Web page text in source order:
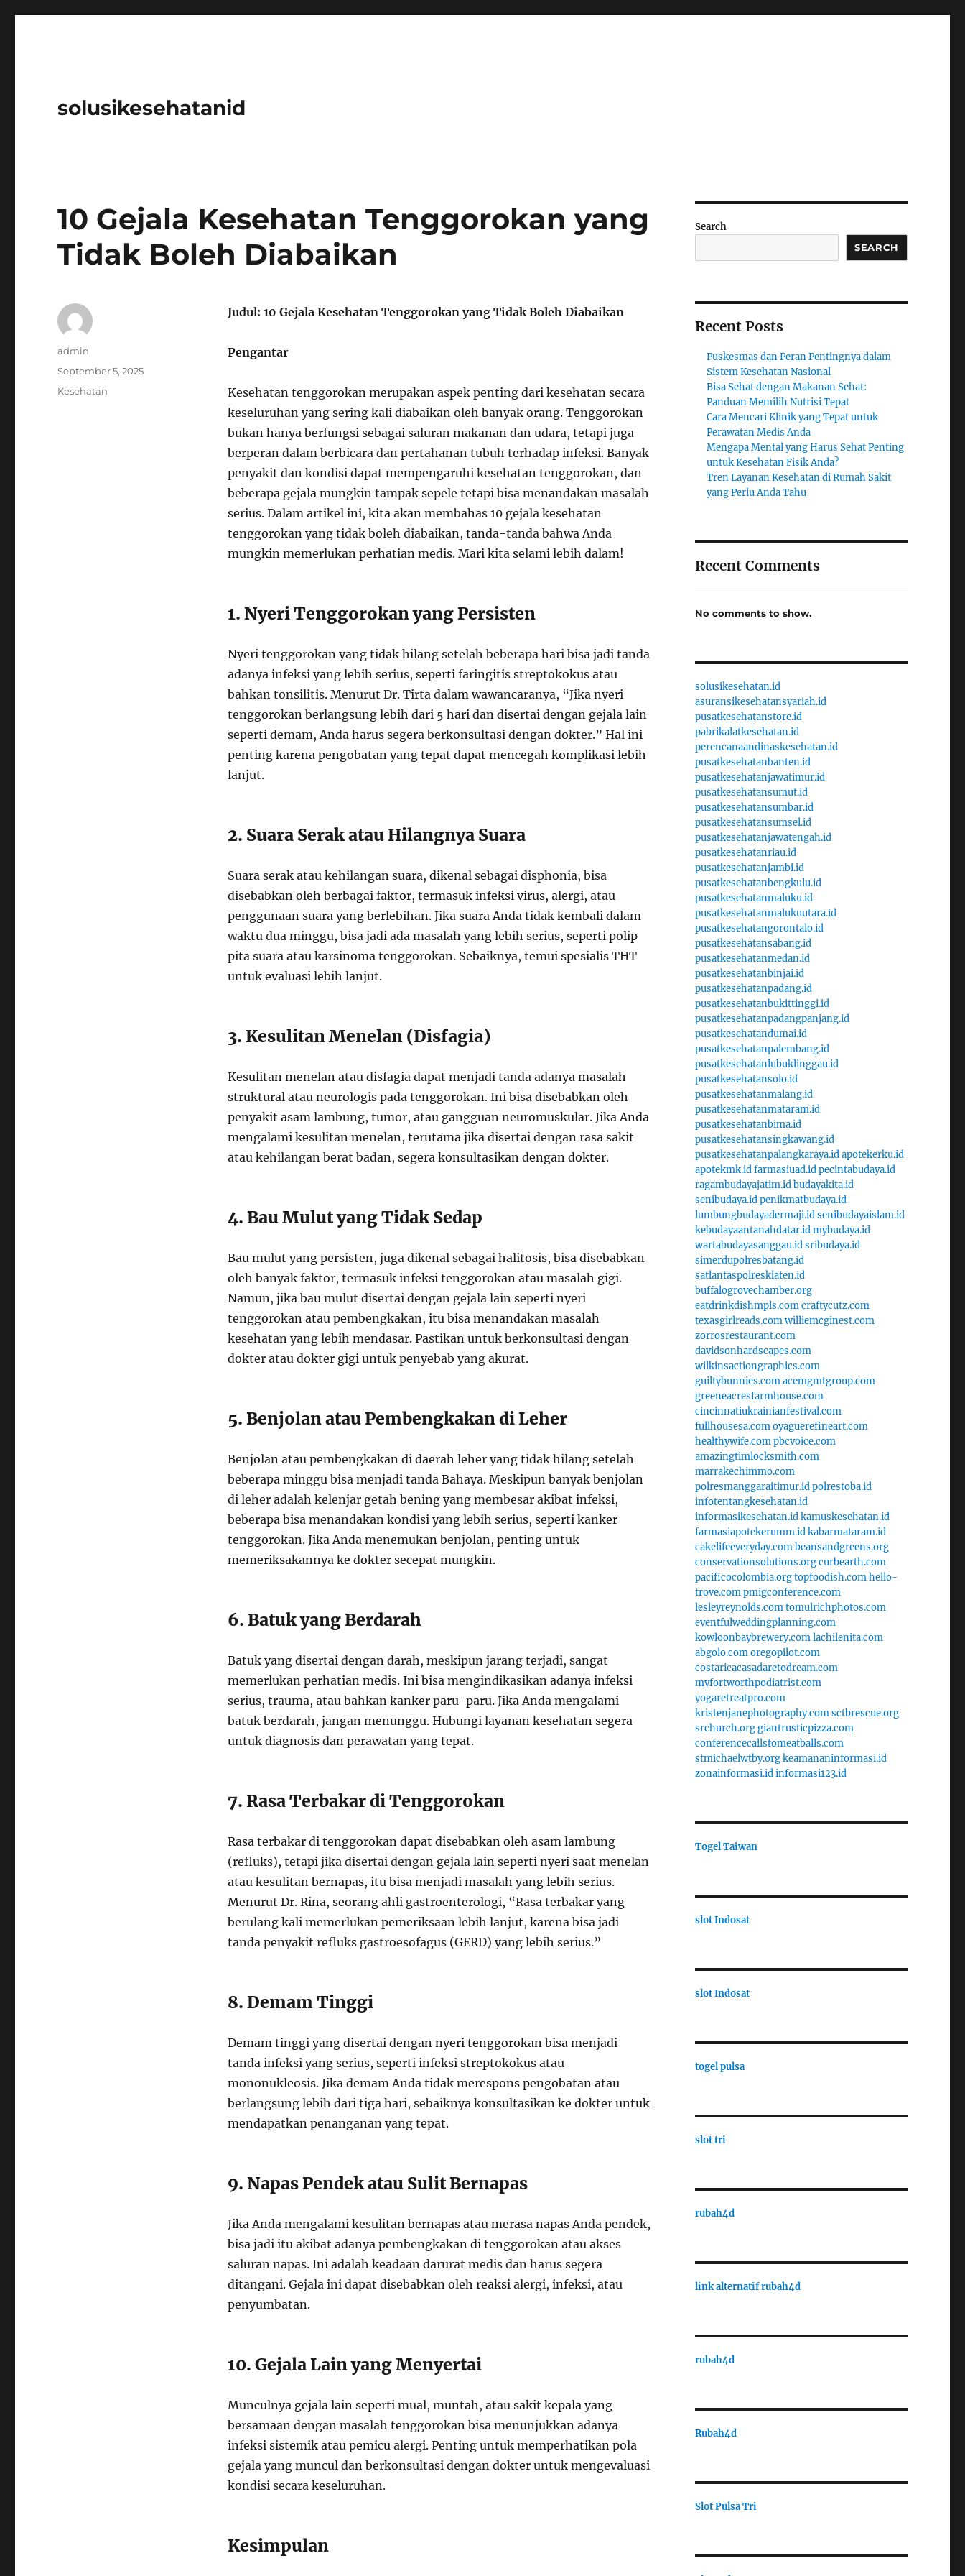
solusikesehatanid
10 Gejala Kesehatan Tenggorokan yang
Tidak Boleh Diabaikan
Judul: 10 Gejala Kesehatan Tenggorokan yang Tidak Boleh Diabaikan
Pengantar
Kesehatan tenggorokan merupakan aspek penting dari kesehatan secara
keseluruhan yang sering kali diabaikan oleh banyak orang. Tenggorokan
bukan hanya berfungsi sebagai saluran makanan dan udara, tetapi juga
berperan dalam berbicara dan pertahanan tubuh terhadap infeksi. Banyak
penyakit dan kondisi dapat mempengaruhi kesehatan tenggorokan, dan
beberapa gejala mungkin tampak sepele tetapi bisa menandakan masalah
serius. Dalam artikel ini, kita akan membahas 10 gejala kesehatan
tenggorokan yang tidak boleh diabaikan, tanda-tanda bahwa Anda
mungkin memerlukan perhatian medis. Mari kita selami lebih dalam!
1. Nyeri Tenggorokan yang Persisten
Nyeri tenggorokan yang tidak hilang setelah beberapa hari bisa jadi tanda
adanya infeksi yang lebih serius, seperti faringitis streptokokus atau
bahkan tonsilitis. Menurut Dr. Tirta dalam wawancaranya, “Jika nyeri
tenggorokan berlangsung lebih dari 5 hari dan disertai dengan gejala lain
seperti demam, Anda harus segera berkonsultasi dengan dokter.” Hal ini
penting karena pengobatan yang tepat dapat mencegah komplikasi lebih
lanjut.
2. Suara Serak atau Hilangnya Suara
Suara serak atau kehilangan suara, dikenal sebagai disphonia, bisa
disebabkan oleh berbagai faktor, termasuk infeksi virus, alergi, atau
penggunaan suara yang berlebihan. Jika suara Anda tidak kembali dalam
waktu dua minggu, bisa jadi ada masalah yang lebih serius, seperti polip
pita suara atau karsinoma tenggorokan. Sebaiknya, temui spesialis THT
untuk evaluasi lebih lanjut.
3. Kesulitan Menelan (Disfagia)
Kesulitan menelan atau disfagia dapat menjadi tanda adanya masalah
struktural atau neurologis pada tenggorokan. Ini bisa disebabkan oleh
penyakit asam lambung, tumor, atau gangguan neuromuskular. Jika Anda
mengalami kesulitan menelan, terutama jika disertai dengan rasa sakit
atau kehilangan berat badan, segera konsultasikan dengan dokter.
4. Bau Mulut yang Tidak Sedap
Bau mulut yang persisten, juga dikenal sebagai halitosis, bisa disebabkan
oleh banyak faktor, termasuk infeksi tenggorokan atau masalah gigi.
Namun, jika bau mulut disertai dengan gejala lain seperti nyeri
tenggorokan atau pembengkakan, itu bisa menandakan masalah
kesehatan yang lebih mendasar. Pastikan untuk berkonsultasi dengan
dokter atau dokter gigi untuk penyebab yang akurat.
5. Benjolan atau Pembengkakan di Leher
Benjolan atau pembengkakan di daerah leher yang tidak hilang setelah
beberapa minggu bisa menjadi tanda Bahaya. Meskipun banyak benjolan
di leher adalah kelenjar getah bening yang membesar akibat infeksi,
beberapa bisa menandakan kondisi yang lebih serius, seperti kanker
tenggorokan. Jika Anda menemukan benjolan, penting untuk
memeriksakannya ke dokter secepat mungkin.
6. Batuk yang Berdarah
Batuk yang disertai dengan darah, meskipun jarang terjadi, sangat
memerlukan perhatian medis. Ini bisa mengindikasikan adanya infeksi
serius, trauma, atau bahkan kanker paru-paru. Jika Anda mengalami
batuk berdarah, jangan menunggu. Hubungi layanan kesehatan segera
untuk diagnosis dan perawatan yang tepat.
7. Rasa Terbakar di Tenggorokan
Rasa terbakar di tenggorokan dapat disebabkan oleh asam lambung
(refluks), tetapi jika disertai dengan gejala lain seperti nyeri saat menelan
atau kesulitan bernapas, itu bisa menjadi masalah yang lebih serius.
Menurut Dr. Rina, seorang ahli gastroenterologi, “Rasa terbakar yang
berulang kali memerlukan pemeriksaan lebih lanjut, karena bisa jadi
tanda penyakit refluks gastroesofagus (GERD) yang lebih serius.”
8. Demam Tinggi
Demam tinggi yang disertai dengan nyeri tenggorokan bisa menjadi
tanda infeksi yang serius, seperti infeksi streptokokus atau
mononukleosis. Jika demam Anda tidak merespons pengobatan atau
berlangsung lebih dari tiga hari, sebaiknya konsultasikan ke dokter untuk
mendapatkan penanganan yang tepat.
9. Napas Pendek atau Sulit Bernapas
Jika Anda mengalami kesulitan bernapas atau merasa napas Anda pendek,
bisa jadi itu akibat adanya pembengkakan di tenggorokan atau akses
saluran napas. Ini adalah keadaan darurat medis dan harus segera
ditangani. Gejala ini dapat disebabkan oleh reaksi alergi, infeksi, atau
penyumbatan.
10. Gejala Lain yang Menyertai
Munculnya gejala lain seperti mual, muntah, atau sakit kepala yang
bersamaan dengan masalah tenggorokan bisa menunjukkan adanya
infeksi sistemik atau pemicu alergi. Penting untuk memperhatikan pola
gejala yang muncul dan berkonsultasi dengan dokter untuk mengevaluasi
kondisi secara keseluruhan.
Kesimpulan
Author
admin
Posted
September 5, 2025
Categories
Kesehatan
Search
SEARCH
Recent Posts
Puskesmas dan Peran Pentingnya dalam
Sistem Kesehatan Nasional
Bisa Sehat dengan Makanan Sehat:
Panduan Memilih Nutrisi Tepat
Cara Mencari Klinik yang Tepat untuk
Perawatan Medis Anda
Mengapa Mental yang Harus Sehat Penting
untuk Kesehatan Fisik Anda?
Tren Layanan Kesehatan di Rumah Sakit
yang Perlu Anda Tahu
Recent Comments
No comments to show.
solusikesehatan.id
asuransikesehatansyariah.id
pusatkesehatanstore.id
pabrikalatkesehatan.id
perencanaandinaskesehatan.id
pusatkesehatanbanten.id
pusatkesehatanjawatimur.id
pusatkesehatansumut.id
pusatkesehatansumbar.id
pusatkesehatansumsel.id
pusatkesehatanjawatengah.id
pusatkesehatanriau.id
pusatkesehatanjambi.id
pusatkesehatanbengkulu.id
pusatkesehatanmaluku.id
pusatkesehatanmalukuutara.id
pusatkesehatangorontalo.id
pusatkesehatansabang.id
pusatkesehatanmedan.id
pusatkesehatanbinjai.id
pusatkesehatanpadang.id
pusatkesehatanbukittinggi.id
pusatkesehatanpadangpanjang.id
pusatkesehatandumai.id
pusatkesehatanpalembang.id
pusatkesehatanlubuklinggau.id
pusatkesehatansolo.id
pusatkesehatanmalang.id
pusatkesehatanmataram.id
pusatkesehatanbima.id
pusatkesehatansingkawang.id
pusatkesehatanpalangkaraya.idapotekerku.id
apotekmk.idfarmasiuad.idpecintabudaya.id
ragambudayajatim.idbudayakita.id
senibudaya.idpenikmatbudaya.id
lumbungbudayadermaji.idsenibudayaislam.id
kebudayaantanahdatar.idmybudaya.id
wartabudayasanggau.idsribudaya.id
simerdupolresbatang.id
satlantaspolresklaten.id
buffalogrovechamber.org
eatdrinkdishmpls.comcraftycutz.com
texasgirlreads.comwilliemcginest.com
zorrosrestaurant.com
davidsonhardscapes.com
wilkinsactiongraphics.com
guiltybunnies.comacemgmtgroup.com
greeneacresfarmhouse.com
cincinnatiukrainianfestival.com
fullhousesa.comoyaguerefineart.com
healthywife.compbcvoice.com
amazingtimlocksmith.com
marrakechimmo.com
polresmanggaraitimur.idpolrestoba.id
infotentangkesehatan.id
informasikesehatan.idkamuskesehatan.id
farmasiapotekerumm.idkabarmataram.id
cakelifeeveryday.combeansandgreens.org
conservationsolutions.orgcurbearth.com
pacificocolombia.orgtopfoodish.comhello-
trove.compmigconference.com
lesleyreynolds.comtomulrichphotos.com
eventfulweddingplanning.com
kowloonbaybrewery.comlachilenita.com
abgolo.comoregopilot.com
costaricacasadaretodream.com
myfortworthpodiatrist.com
yogaretreatpro.com
kristenjanephotography.comsctbrescue.org
srchurch.orggiantrusticpizza.com
conferencecallstomeatballs.com
stmichaelwtby.orgkeamananinformasi.id
zonainformasi.idinformasi123.id
Togel Taiwan
slot Indosat
slot Indosat
togel pulsa
slot tri
rubah4d
link alternatif rubah4d
rubah4d
Rubah4d
Slot Pulsa Tri